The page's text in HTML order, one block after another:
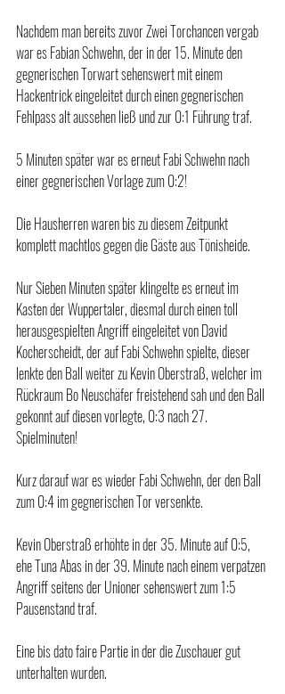
Nachdem man bereits zuvor Zwei Torchancen vergab
war es Fabian Schwehn, der in der 15. Minute den
gegnerischen Torwart sehenswert mit einem
Hackentrick eingeleitet durch einen gegnerischen
Fehlpass alt aussehen ließ und zur 0:1 Führung traf.
5 Minuten später war es erneut Fabi Schwehn nach
einer gegnerischen Vorlage zum 0:2!
Die Hausherren waren bis zu diesem Zeitpunkt
komplett machtlos gegen die Gäste aus Tönisheide.
Nur Sieben Minuten später klingelte es erneut im
Kasten der Wuppertaler, diesmal durch einen toll
herausgespielten Angriff eingeleitet von David
Kocherscheidt, der auf Fabi Schwehn spielte, dieser
lenkte den Ball weiter zu Kevin Oberstraß, welcher im
Rückraum Bo Neuschäfer freistehend sah und den Ball
gekonnt auf diesen vorlegte, 0:3 nach 27.
Spielminuten!
Kurz darauf war es wieder Fabi Schwehn, der den Ball
zum 0:4 im gegnerischen Tor versenkte.
Kevin Oberstraß erhöhte in der 35. Minute auf 0:5,
ehe Tuna Abas in der 39. Minute nach einem verpatzen
Angriff seitens der Unioner sehenswert zum 1:5
Pausenstand traf.
Eine bis dato faire Partie in der die Zuschauer gut
unterhalten wurden.